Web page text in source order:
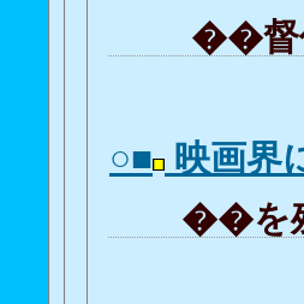
��督
○■ 映画界
��を